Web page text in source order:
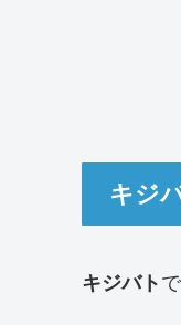
キジ
キジバト